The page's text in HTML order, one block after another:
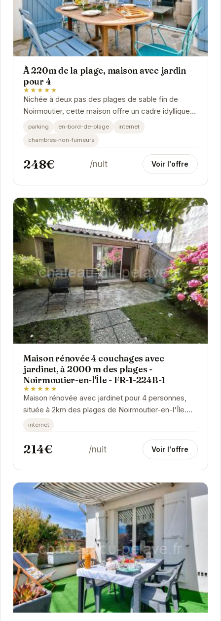
À 220m de la plage, maison avec jardin
pour 4
★★★★★
Nichée à deux pas des plages de sable fin de
Noirmoutier, cette maison offre un cadre idyllique
pour des vacances reposantes. Son jardin privatif...
parking en-bord-de-plage
internet
chambres-non-fumeurs
248€ /nuit Voir l'offre
Maison rénovée 4 couchages avec
jardinet, à 2000 m des plages -
Noirmoutier-en-l'Île - FR-1-224B-1
★★★★★
Maison rénovée avec jardinet pour 4 personnes,
située à 2km des plages de Noirmoutier-en-l'Île.
Idéal pour des vacances en famille ou entre...
internet
214€ /nuit Voir l'offre